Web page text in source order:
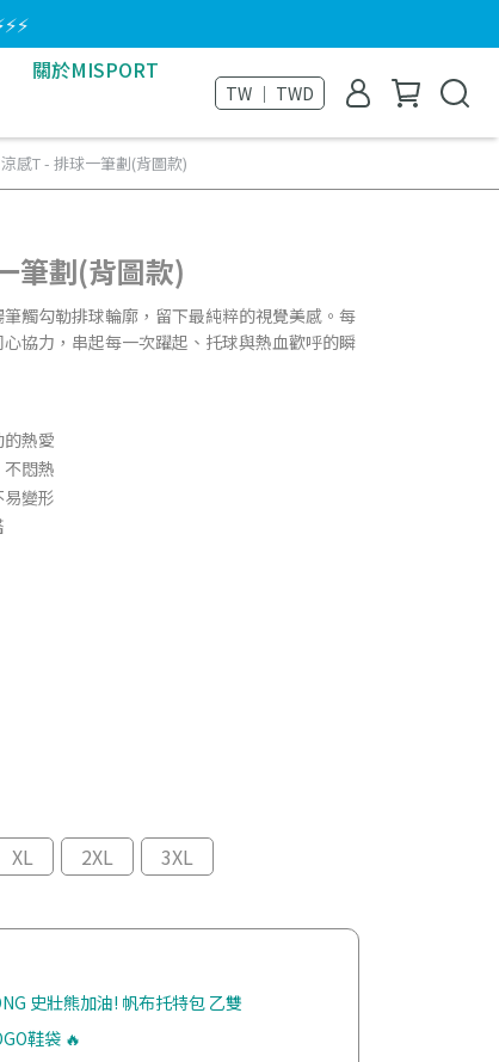
關於MISPORT
TW ｜ TWD
感T - 排球一筆劃(背圖款)
筆劃(背圖款)
觸勾勒排球輪廓，留下最純粹的視覺美感。每
協力，串起每一次躍起、托球與熱血歡呼的瞬
熱愛
悶熱
變形
XL 2XL 3XL
史壯熊加油! 帆布托特包 乙雙
鞋袋 🔥